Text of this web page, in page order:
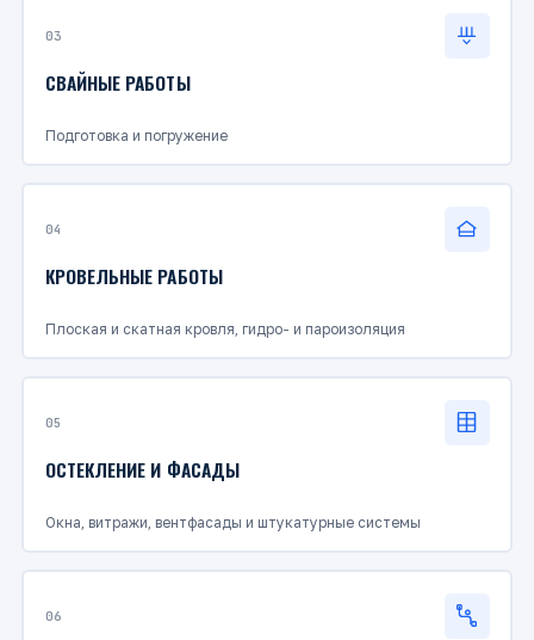
03
СВАЙНЫЕ РАБОТЫ
Подготовка и погружение
04
КРОВЕЛЬНЫЕ РАБОТЫ
Плоская и скатная кровля, гидро- и пароизоляция
05
ОСТЕКЛЕНИЕ И ФАСАДЫ
Окна, витражи, вентфасады и штукатурные системы
06